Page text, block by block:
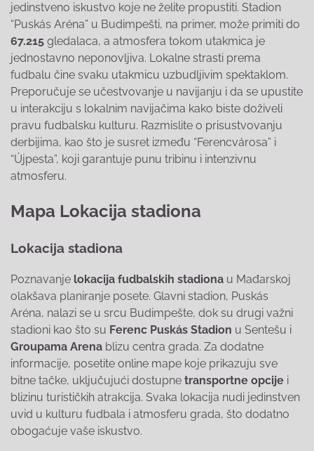
jedinstveno iskustvo koje ne želite propustiti. Stadion
“Puskás Aréna” u Budimpešti, na primer, može primiti do
67.215 gledalaca, a atmosfera tokom utakmica je
jednostavno neponovljiva. Lokalne strasti prema
fudbalu čine svaku utakmicu uzbudljivim spektaklom.
Preporučuje se učestvovanje u navijanju i da se upustite
u interakciju s lokalnim navijačima kako biste doživeli
pravu fudbalsku kulturu. Razmislite o prisustvovanju
derbijima, kao što je susret između “Ferencvárosa” i
“Újpesta”, koji garantuje punu tribinu i intenzivnu
atmosferu.
Mapa Lokacija stadiona
Lokacija stadiona
Poznavanje lokacija fudbalskih stadiona u Mađarskoj
olakšava planiranje posete. Glavni stadion, Puskás
Aréna, nalazi se u srcu Budimpešte, dok su drugi važni
stadioni kao što su Ferenc Puskás Stadion u Sentešu i
Groupama Arena blizu centra grada. Za dodatne
informacije, posetite online mape koje prikazuju sve
bitne tačke, uključujući dostupne transportne opcije i
blizinu turističkih atrakcija. Svaka lokacija nudi jedinstven
uvid u kulturu fudbala i atmosferu grada, što dodatno
obogaćuje vaše iskustvo.